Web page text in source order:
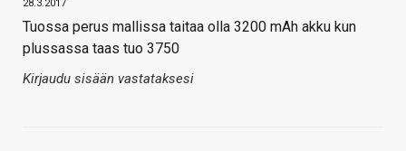
28.3.2017
Tuossa perus mallissa taitaa olla 3200 mAh akku kun
plussassa taas tuo 3750
Kirjaudu sisään vastataksesi